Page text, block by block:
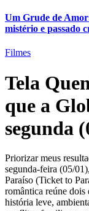
Um Grude de
mistério e passado
Filmes
Tela
que a
segunda
Priorizar meus
segunda-feira (05/
Paraíso (Ticket to
romântica reúne
história leve,